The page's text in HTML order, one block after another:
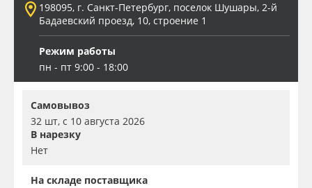
198095, г. Санкт-Петербург, поселок Шушары, 2-й
Бадаевский проезд, 10, строение 1
Режим работы
пн - пт 9:00 - 18:00
Самовывоз
32 шт, с 10 августа 2026
В нарезку
Нет
На складе поставщика